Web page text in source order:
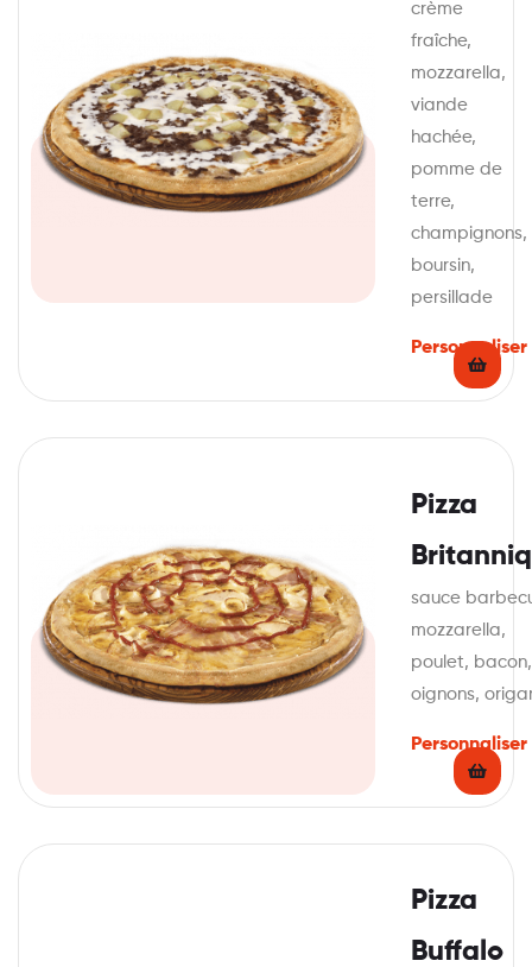
crème
fraîche,
mozzarella,
viande
hachée,
pomme de
terre,
champignons,
boursin,
persillade
Personnaliser
Pizza
sauce
mozzarella,
poulet, bacon,
oignons,
Personnaliser
Pizza
Buffalo